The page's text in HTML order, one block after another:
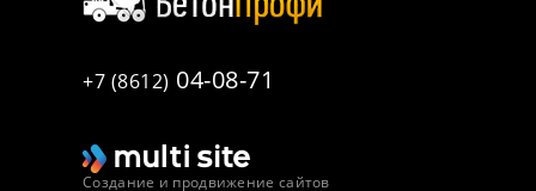
+7 (8612) 04-08-71
Создание и продвижение сайтов